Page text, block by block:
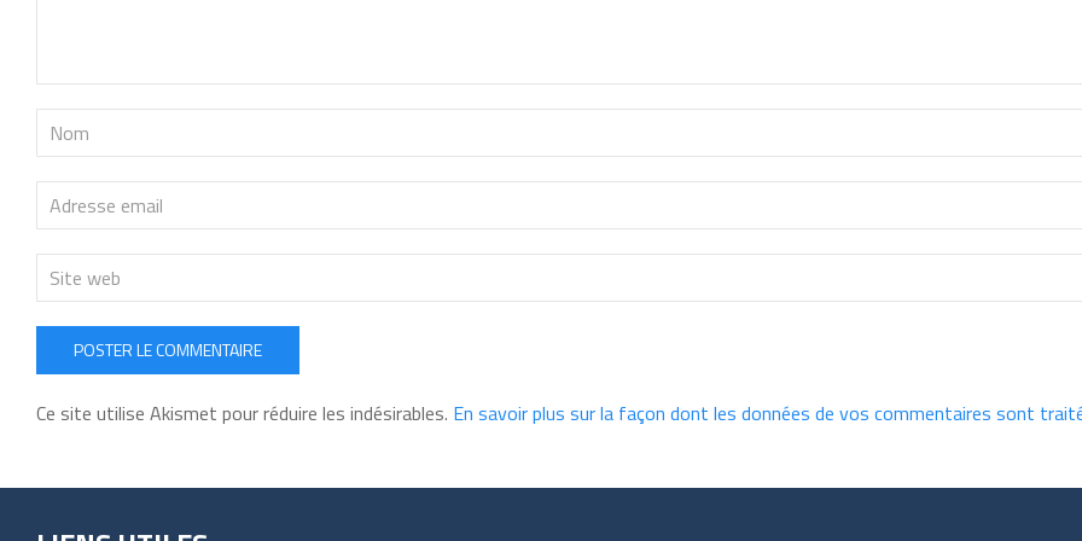
POSTER LE COMMENTAIRE
Ce site utilise Akismet pour réduire les indésirables. En savoir plus sur la façon dont les données de vos commentaires sont